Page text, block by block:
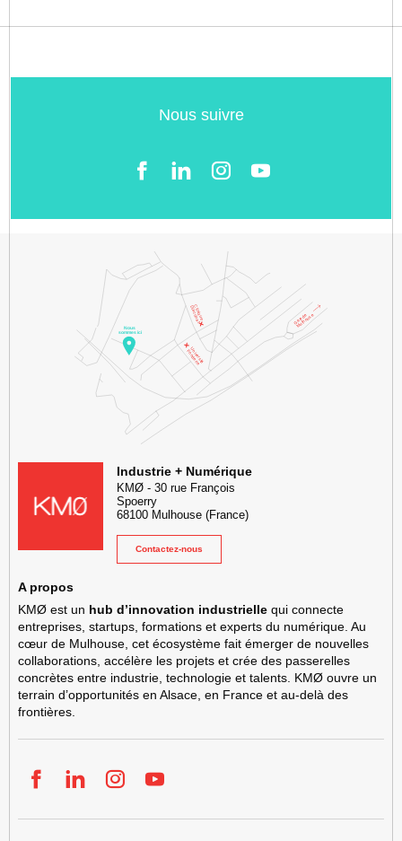
Nous suivre
KMØ Hub d’innovation industrielle et lieu événementiel au cœur
Industrie + Numérique
KMØ- 30 rue François
Spoerry
68100 Mulhouse (France)
Contactez-nous
A propos
KMØ est un hub d’innovation industrielle qui connecte
entreprises, startups, formations et experts du numérique. Au
cœur de Mulhouse, cet écosystème fait émerger de nouvelles
collaborations, accélère les projets et crée des passerelles
concrètes entre industrie, technologie et talents. KMØ ouvre un
terrain d’opportunités en Alsace, en France et au-delà des
frontières.